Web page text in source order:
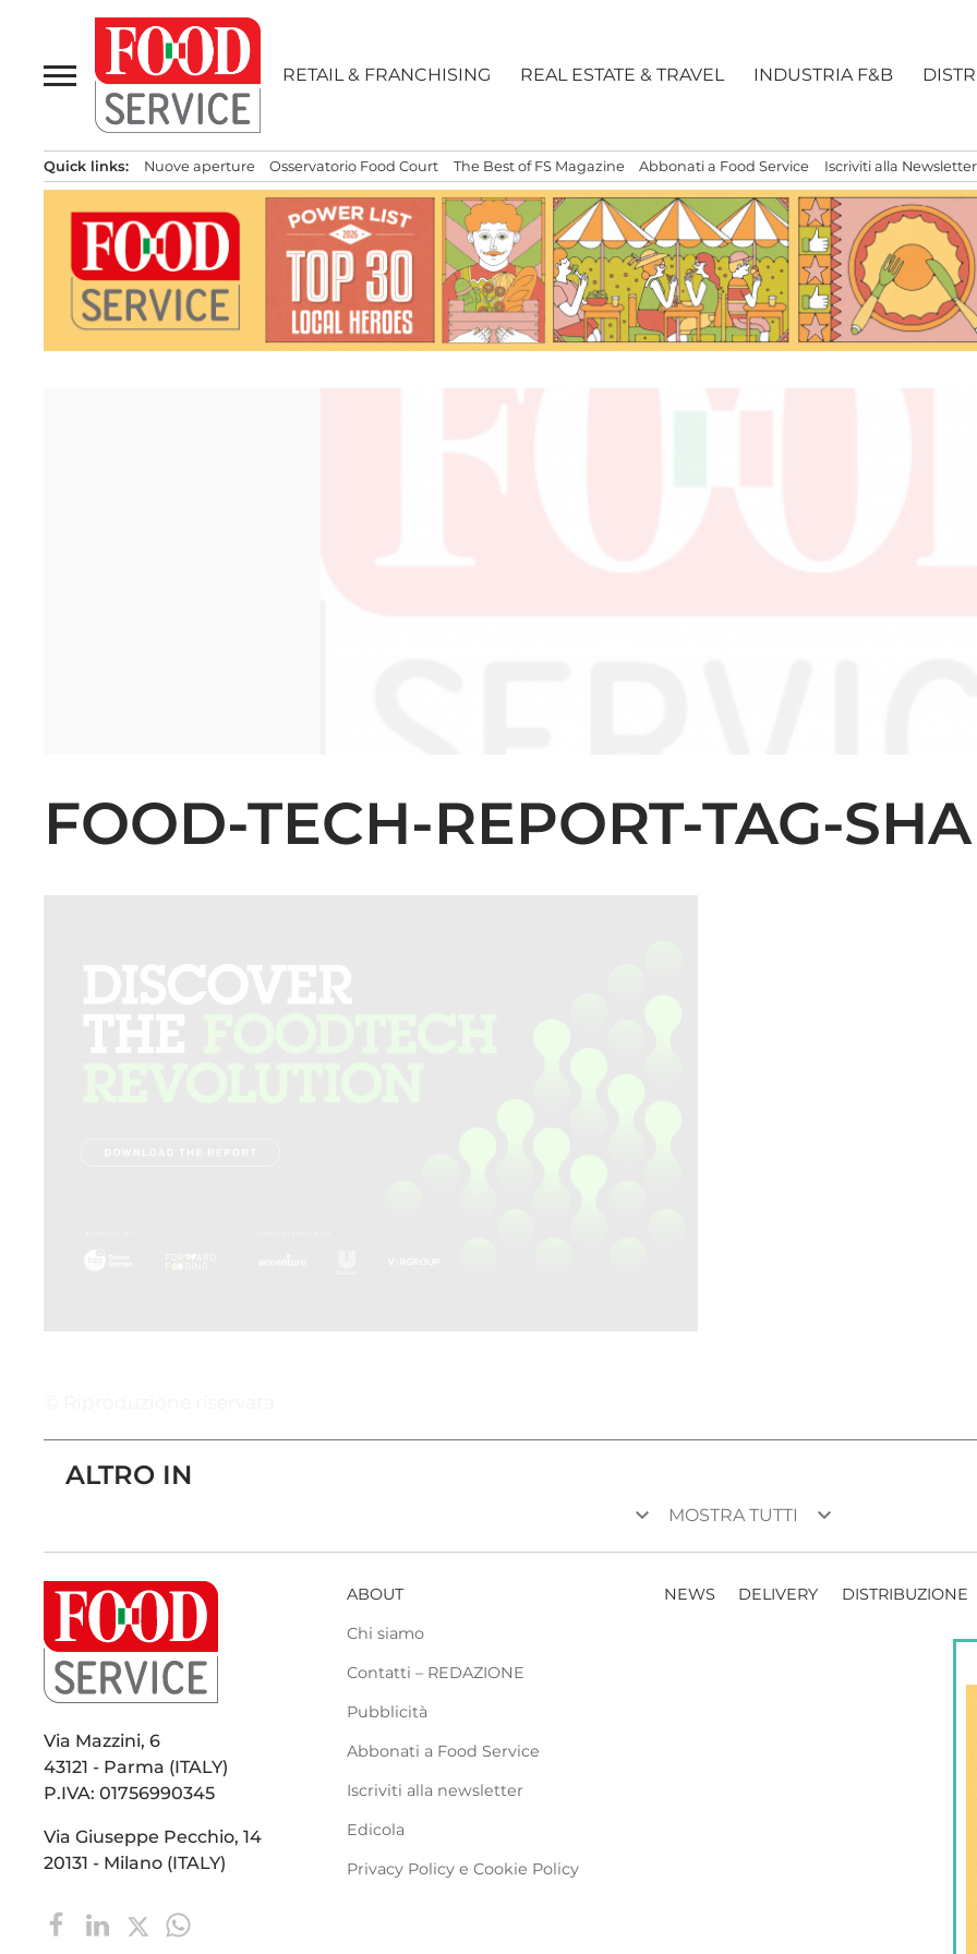
contenuto
RETAIL & FRANCHISING REAL ESTATE & TRAVEL INDUSTRIA F&B
Quick links: Nuove aperture Osservatorio Food Court The Best of FS Magazine Abbonati a Food Service Iscriviti alla Newsletter
FOOD-TECH-REPORT-TAG-
ALTRO IN
keyboard_arrow_down MOSTRA TUTTI keyboard_arrow_down
Via Mazzini, 6
43121 - Parma (ITALY)
P.IVA: 01756990345
Via Giuseppe Pecchio, 14
20131 - Milano (ITALY)
ABOUT
Chi siamo
Contatti – REDAZIONE
Pubblicità
Abbonati a Food Service
Iscriviti alla newsletter
Edicola
Privacy Policy e Cookie Policy
NEWS DELIVERY DISTRIBUZIONE